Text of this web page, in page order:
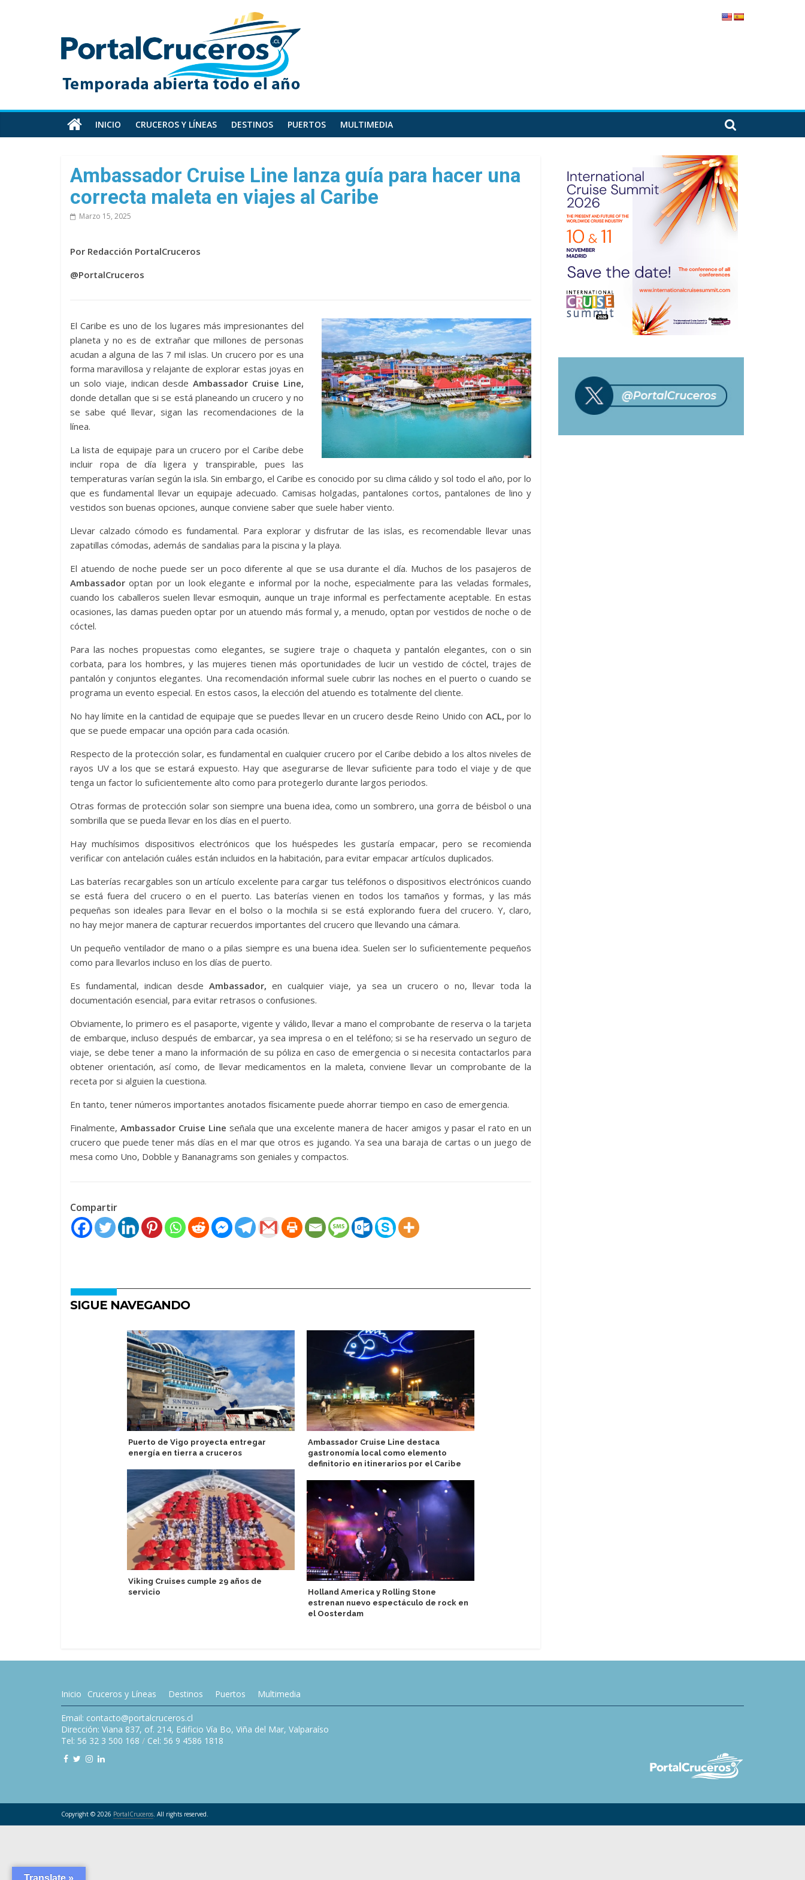
PortalCruceros
Toda
información
cruceros
en
un
sitio
INICIO CRUCEROS Y LÍNEAS DESTINOS PUERTOS MULTIMEDIA
Ambassador Cruise Line lanza guía para hacer una
correcta maleta en viajes al Caribe
Marzo 15, 2025
Por Redacción PortalCruceros
@PortalCruceros
El Caribe es uno de los lugares más impresionantes del
planeta y no es de extrañar que millones de personas
acudan a alguna de las 7 mil islas. Un crucero por es una
forma maravillosa y relajante de explorar estas joyas en
un solo viaje, indican desde Ambassador Cruise Line,
donde detallan que si se está planeando un crucero y no
se sabe qué llevar, sigan las recomendaciones de la
línea.
La lista de equipaje para un crucero por el Caribe debe
incluir ropa de día ligera y transpirable, pues las
temperaturas varían según la isla. Sin embargo, el Caribe es conocido por su clima cálido y sol todo el año, por lo
que es fundamental llevar un equipaje adecuado. Camisas holgadas, pantalones cortos, pantalones de lino y
vestidos son buenas opciones, aunque conviene saber que suele haber viento.
Llevar calzado cómodo es fundamental. Para explorar y disfrutar de las islas, es recomendable llevar unas
zapatillas cómodas, además de sandalias para la piscina y la playa.
El atuendo de noche puede ser un poco diferente al que se usa durante el día. Muchos de los pasajeros de
Ambassador optan por un look elegante e informal por la noche, especialmente para las veladas formales,
cuando los caballeros suelen llevar esmoquin, aunque un traje informal es perfectamente aceptable. En estas
ocasiones, las damas pueden optar por un atuendo más formal y, a menudo, optan por vestidos de noche o de
cóctel.
Para las noches propuestas como elegantes, se sugiere traje o chaqueta y pantalón elegantes, con o sin
corbata, para los hombres, y las mujeres tienen más oportunidades de lucir un vestido de cóctel, trajes de
pantalón y conjuntos elegantes. Una recomendación informal suele cubrir las noches en el puerto o cuando se
programa un evento especial. En estos casos, la elección del atuendo es totalmente del cliente.
No hay límite en la cantidad de equipaje que se puedes llevar en un crucero desde Reino Unido con ACL, por lo
que se puede empacar una opción para cada ocasión.
Respecto de la protección solar, es fundamental en cualquier crucero por el Caribe debido a los altos niveles de
rayos UV a los que se estará expuesto. Hay que asegurarse de llevar suficiente para todo el viaje y de que
tenga un factor lo suficientemente alto como para protegerlo durante largos periodos.
Otras formas de protección solar son siempre una buena idea, como un sombrero, una gorra de béisbol o una
sombrilla que se pueda llevar en los días en el puerto.
Hay muchísimos dispositivos electrónicos que los huéspedes les gustaría empacar, pero se recomienda
verificar con antelación cuáles están incluidos en la habitación, para evitar empacar artículos duplicados.
Las baterías recargables son un artículo excelente para cargar tus teléfonos o dispositivos electrónicos cuando
se está fuera del crucero o en el puerto. Las baterías vienen en todos los tamaños y formas, y las más
pequeñas son ideales para llevar en el bolso o la mochila si se está explorando fuera del crucero. Y, claro,
no hay mejor manera de capturar recuerdos importantes del crucero que llevando una cámara.
Un pequeño ventilador de mano o a pilas siempre es una buena idea. Suelen ser lo suficientemente pequeños
como para llevarlos incluso en los días de puerto.
Es fundamental, indican desdeAmbassador, en cualquier viaje, ya sea un crucero o no, llevar toda la
documentación esencial, para evitar retrasos o confusiones.
Obviamente, lo primero es el pasaporte, vigente y válido, llevar a mano el comprobante de reserva o la tarjeta
de embarque, incluso después de embarcar, ya sea impresa o en el teléfono; si se ha reservado un seguro de
viaje, se debe tener a mano la información de su póliza en caso de emergencia o si necesita contactarlos para
obtener orientación, así como, de llevar medicamentos en la maleta, conviene llevar un comprobante de la
receta por si alguien la cuestiona.
En tanto, tener números importantes anotados físicamente puede ahorrar tiempo en caso de emergencia.
Finalmente, Ambassador Cruise Line señala que una excelente manera de hacer amigos y pasar el rato en un
crucero que puede tener más días en el mar que otros es jugando. Ya sea una baraja de cartas o un juego de
mesa como Uno, Dobble y Bananagrams son geniales y compactos.
Compartir
SIGUE NAVEGANDO
Puerto de Vigo proyecta entregar
energía en tierra a cruceros
Viking Cruises cumple 29 años de
servicio
Ambassador Cruise Line destaca
gastronomía local como elemento
definitorio en itinerarios por el Caribe
Holland America y Rolling Stone
estrenan nuevo espectáculo de rock en
el Oosterdam
Inicio Cruceros y Líneas Destinos Puertos Multimedia
Email: contacto@portalcruceros.cl
Dirección: Viana 837, of. 214, Edificio Vía Bo, Viña del Mar, Valparaíso
Tel: 56 32 3 500 168 / Cel: 56 9 4586 1818
Copyright © 2026 PortalCruceros. All rights reserved.
Translate »